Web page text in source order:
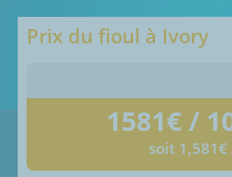
Prix du fioul à Ivory
1581€ /
soit 1,581€